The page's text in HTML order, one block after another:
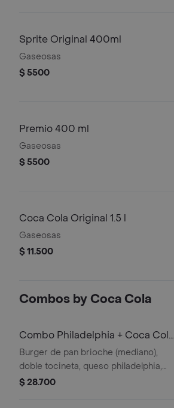
Sprite Original 400ml
Gaseosas
$ 5500
Premio 400 ml
Gaseosas
$ 5500
Coca Cola Original 1.5 l
Gaseosas
$ 11.500
Combos by Coca Cola
Combo Philadelphia + Coca Cola
Original 400 ml
Burger de pan brioche (mediano),
doble tocineta, queso philadelphia,
150gr carne angus, lechuga, bbq,
$ 28.700